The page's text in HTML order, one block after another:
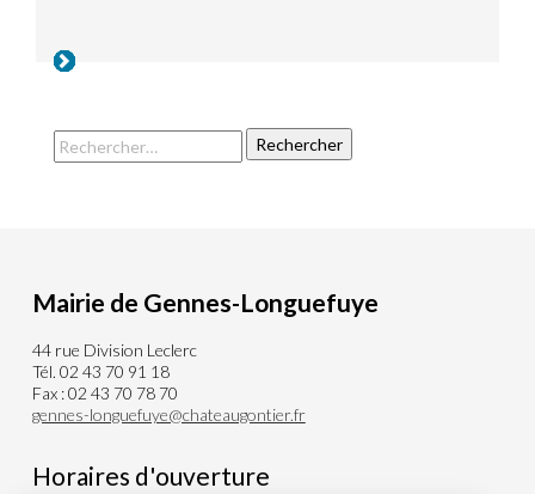
Mairie de Gennes-Longuefuye
44 rue Division Leclerc
Tél. 02 43 70 91 18
Fax : 02 43 70 78 70
gennes-longuefuye@chateaugontier.fr
Horaires d'ouverture